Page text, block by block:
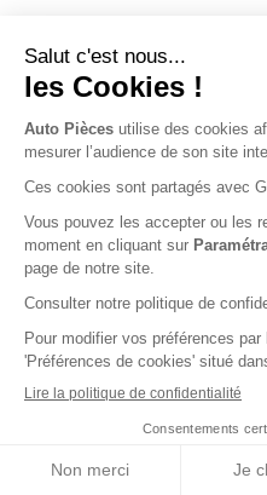
Nos engagements